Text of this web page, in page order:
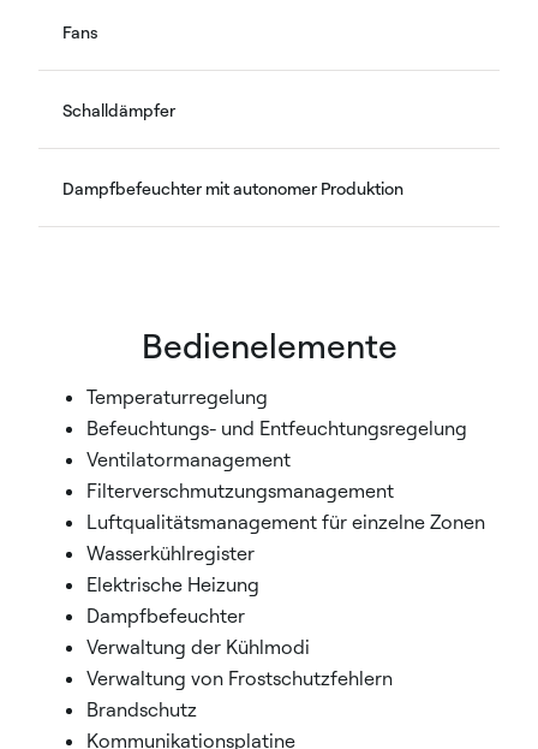
Fans
Schalldämpfer
Dampfbefeuchter mit autonomer Produktion
Bedienelemente
Temperaturregelung
Befeuchtungs- und Entfeuchtungsregelung
Ventilatormanagement
Filterverschmutzungsmanagement
Luftqualitätsmanagement für einzelne Zonen
Wasserkühlregister
Elektrische Heizung
Dampfbefeuchter
Verwaltung der Kühlmodi
Verwaltung von Frostschutzfehlern
Brandschutz
Kommunikationsplatine